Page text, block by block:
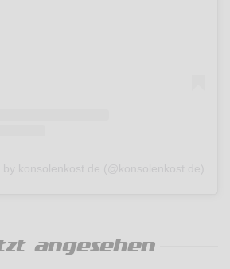
angesehen